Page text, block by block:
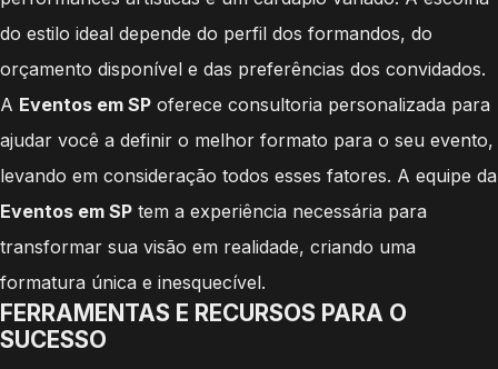
do estilo ideal depende do perfil dos formandos, do
orçamento disponível e das preferências dos convidados.
A Eventos em SP oferece consultoria personalizada para
ajudar você a definir o melhor formato para o seu evento,
levando em consideração todos esses fatores. A equipe da
Eventos em SP tem a experiência necessária para
transformar sua visão em realidade, criando uma
formatura única e inesquecível.
FERRAMENTAS E RECURSOS PARA O
SUCESSO